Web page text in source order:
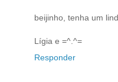
beijinho, tenha um
Lígia e =^.^=
Responder